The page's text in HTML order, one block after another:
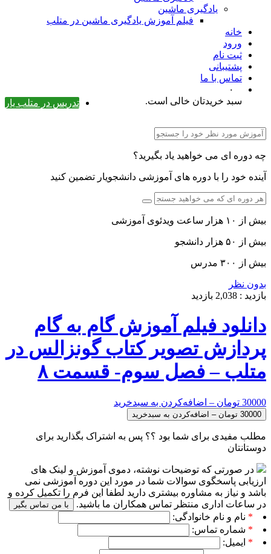
یادگیری ماشین
فیلم آموزش یادگیری ماشین در متلب
خانه
ورود
ثبت نام
پشتیبانی
تماس با ما
۰
تدریس در متلب یار
سبد خریدتان خالی است.
چه دوره ای می خواهید یاد بگیرید؟
آینده خود را با دوره های آموزشی دانشجویار تضمین کنید
بیش از ۱۰ هزار ساعت ویدئوی آموزشی
بیش از ۵۰ هزار دانشجو
بیش از ۳۰۰ مدرس
بدون نظر
بازدید : 2,038 بازدید
دانلود فیلم آموزش گام به گام
پردازش تصویر کتاب گونزالس در
متلب – فصل سوم- قسمت ۸
30000 تومان – اضافه‌کردن به سبدخرید
مطلب مفیدی برای شما بود ؟؟ پس به اشتراک بگذارید برای
دوستانتان
در صورتی که توضیحات نوشته، دموی آموزش و لینک های
ارزیابی پاسخگوی سوالات شما در مورد این دوره آموزشی نمی
باشد و نیاز به مشاوره بیشتری دارید لطفا این فرم را تکمیل کرده و
در ساعات اداری منتظر تماس همکاران ما باشید.
با من تماس بگیر
* نام و نام خانوادگی:
* شماره تماس:
* ایمیل: